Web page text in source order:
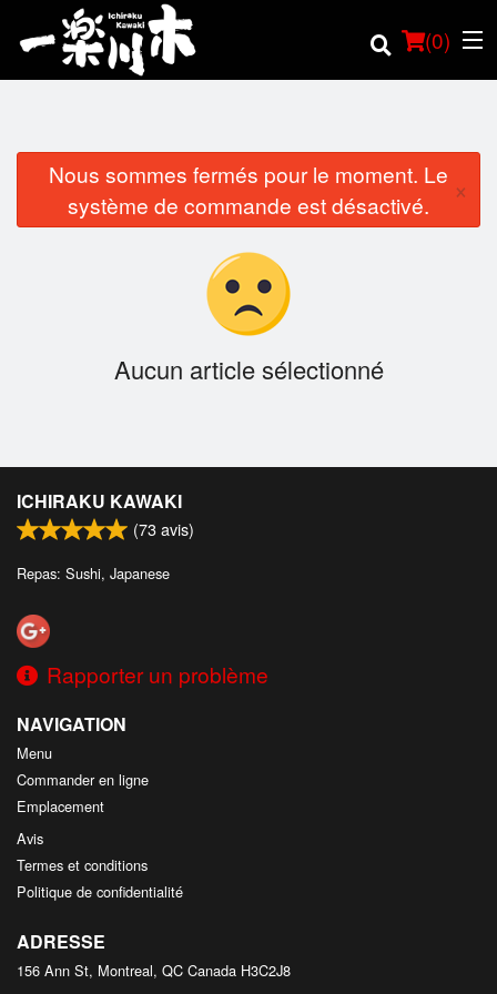
(0)
Commander en ligne
Nous sommes fermés pour le moment. Le
système de commande est désactivé.
×
Aucun article sélectionné
ICHIRAKU KAWAKI
(73avis)
Repas: Sushi, Japanese
Rapporter un problème
NAVIGATION
Menu
Commander en ligne
Emplacement
Avis
Termes et conditions
Politique de confidentialité
ADRESSE
156 Ann St, Montreal, QC Canada H3C2J8